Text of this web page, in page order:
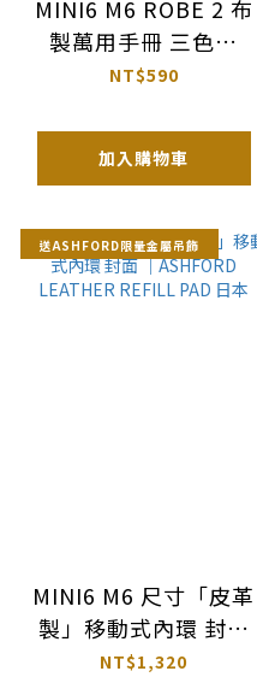
MINI6 M6 ROBE 2 布
製萬用手冊 三色｜
ASHFORD 日本
NT$590
加入購物車
送ASHFORD限量金屬吊飾
MINI6 M6 尺寸「皮革
製」移動式內環 封面
｜ASHFORD
NT$1,320